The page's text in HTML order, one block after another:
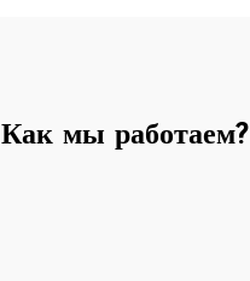
Как мы работаем?